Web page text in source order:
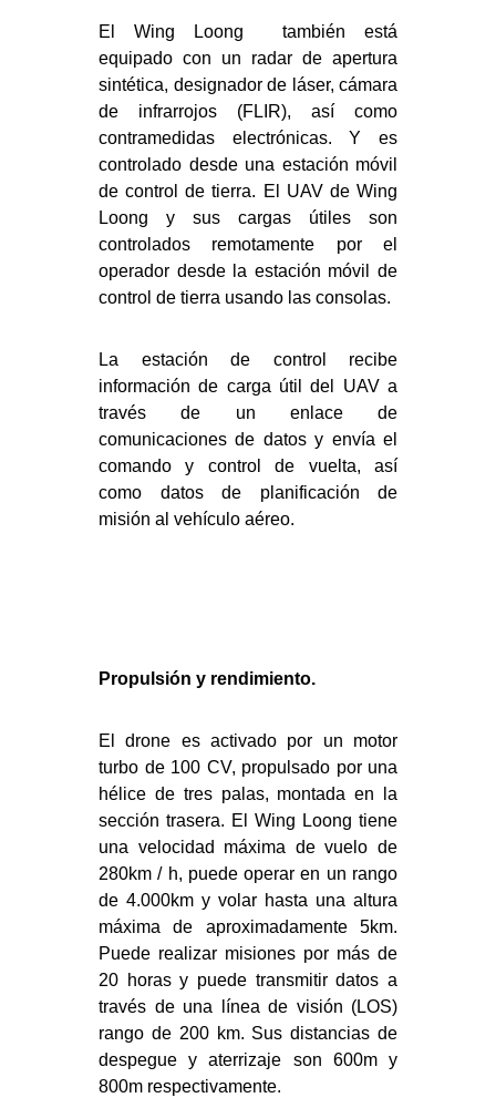
El Wing Loong también está
equipado con un radar de apertura
sintética, designador de láser, cámara
de infrarrojos (FLIR), así como
contramedidas electrónicas. Y es
controlado desde una estación móvil
de control de tierra. El UAV de Wing
Loong y sus cargas útiles son
controlados remotamente por el
operador desde la estación móvil de
control de tierra usando las consolas.
La estación de control recibe
información de carga útil del UAV a
través de un enlace de
comunicaciones de datos y envía el
comando y control de vuelta, así
como datos de planificación de
misión al vehículo aéreo.
Propulsión y rendimiento.
El drone es activado por un motor
turbo de 100 CV, propulsado por una
hélice de tres palas, montada en la
sección trasera. El Wing Loong tiene
una velocidad máxima de vuelo de
280km / h, puede operar en un rango
de 4.000km y volar hasta una altura
máxima de aproximadamente 5km.
Puede realizar misiones por más de
20 horas y puede transmitir datos a
través de una línea de visión (LOS)
rango de 200 km. Sus distancias de
despegue y aterrizaje son 600m y
800m respectivamente.